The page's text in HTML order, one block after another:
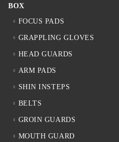
BOX
FOCUS PADS
GRAPPLING GLOVES
HEAD GUARDS
ARM PADS
SHIN INSTEPS
BELTS
GROIN GUARDS
MOUTH GUARD